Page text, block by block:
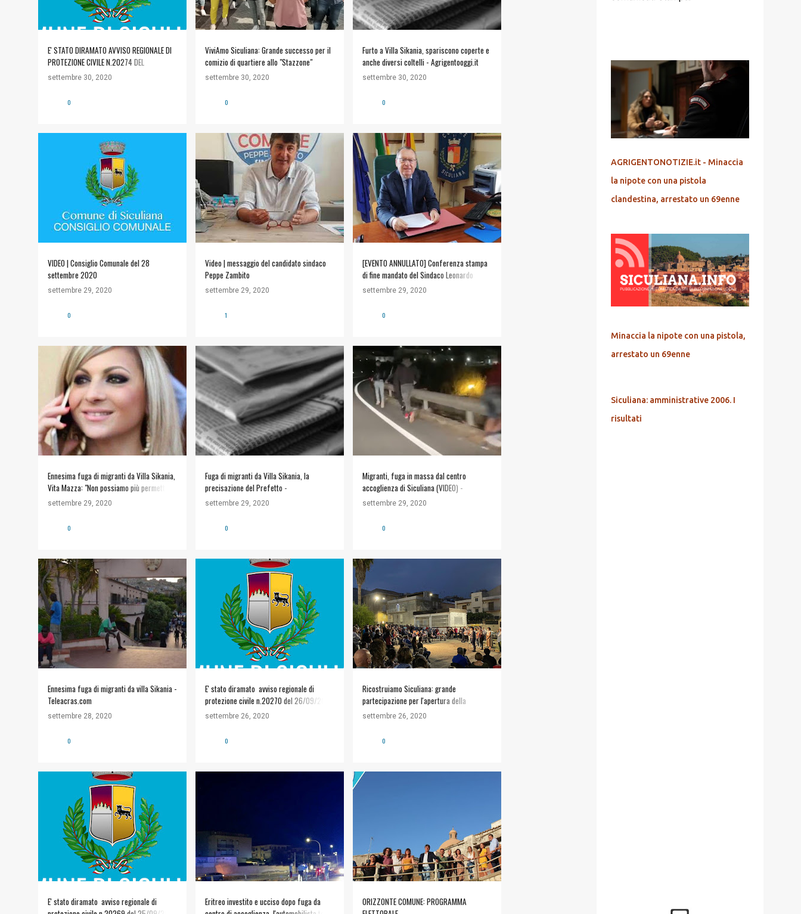
E' STATO DIRAMATO AVVISO REGIONALE DI
PROTEZIONE CIVILE N.20274 DEL
30/09/2020 ALLERTA GIALLA LIVELLO DI
20274_AVVISO
settembre 30, 2020
0
ViviAmo Siculiana: Grande successo per il
comizio di quartiere allo "Stazzone"
settembre 30, 2020
0
Furto a Villa Sikania, spariscono coperte e
anche diversi coltelli - Agrigentooggi.it
settembre 30, 2020
0
VIDEO | Consiglio Comunale del 28
settembre 2020
settembre 29, 2020
#VIDEO
CONSIGLIO COMUNALE
0
Video | messaggio del candidato sindaco
Peppe Zambito
settembre 29, 2020
#POLITICA #VIDEO
1
[EVENTO ANNULLATO] Conferenza stampa
di fine mandato del Sindaco Leonardo
Lauricella.
settembre 29, 2020
#COMUNE DI SICULIANA
0
Ennesima fuga di migranti da Villa Sikania,
Vita Mazza: "Non possiamo più permettere
alle istituzioni nazionali di mettere a
incolumità"
settembre 29, 2020
EMERGENZA IMMIGRAZIONE +
VITA MARIA MAZZA
0
Fuga di migranti da Villa Sikania, la
precisazione del Prefetto -
Agrigentooggi.it
settembre 29, 2020
EMERGENZA IMMIGRAZIONE
0
Migranti, fuga in massa dal centro
accoglienza di Siculiana (VIDEO) -
Comunicalo.it
settembre 29, 2020
EMERGENZA IMMIGRAZIONE
0
Ennesima fuga di migranti da villa Sikania -
Teleacras.com
settembre 28, 2020
EMERGENZA IMMIGRAZIONE
0
E' stato diramato avviso regionale di
protezione civile n.20270 del 26/09/2020
allerta gialla livello "ATTENZIONE"VEDI
DRPC_2020_09_26_51439.pdf i-colori-
settembre 26, 2020
#COMUNE DI SICULIANA
INFORMAZIONI UTILI
0
Ricostruiamo Siculiana: grande
partecipazione per l'apertura della
campagna elettorale
settembre 26, 2020
0
E' stato diramato avviso regionale di
#COMUNE DI SICULIANA
INFORMAZIONI UTILI
Eritreo investito e ucciso dopo fuga da
ORIZZONTE COMUNE: PROGRAMMA
AGRIGENTONOTIZIE.it - Minaccia
la nipote con una pistola
clandestina, arrestato un 69enne
Minaccia la nipote con una pistola,
arrestato un 69enne
Siculiana: amministrative 2006. I
risultati